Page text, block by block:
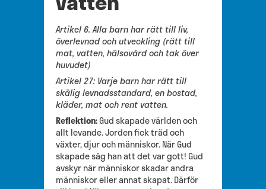
Artikel 6. Alla barn har rätt till liv,
överlevnad och utveckling (rätt till
mat, vatten, hälsovård och tak över
huvudet)
Artikel 27: Varje barn har rätt till
skälig levnadsstandard, en bostad,
kläder, mat och rent vatten.
Reflektion:Gud skapade världen och
allt levande. Jorden fick träd och
växter, djur och människor. När Gud
skapade såg han att det var gott! Gud
avskyr när människor skadar andra
människor eller annat skapat. Därför